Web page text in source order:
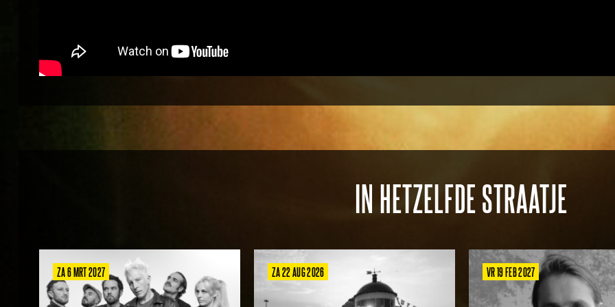
IN HETZELFDE STRAATJE
ZA 6 MRT 2027 ZA 22 AUG 2026 VR 19 FEB 2027